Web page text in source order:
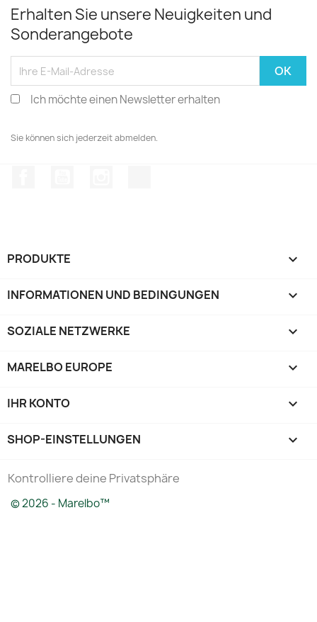
Erhalten Sie unsere Neuigkeiten und
Sonderangebote
Ich möchte einen Newsletter erhalten
Sie können sich jederzeit abmelden.
PRODUKTE 
INFORMATIONEN UND BEDINGUNGEN 
SOZIALE NETZWERKE 
MARELBO EUROPE 
IHR KONTO 
SHOP-EINSTELLUNGEN keyboard_arrow_down
Kontrolliere deine Privatsphäre
© 2026 - Marelbo™